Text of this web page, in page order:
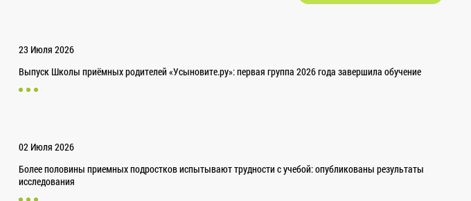
23 Июля 2026
Выпуск Школы приёмных родителей «Усыновите.ру»: первая группа 2026 года завершила обучение
02 Июля 2026
Более половины приемных подростков испытывают трудности с учебой: опубликованы результаты
исследования